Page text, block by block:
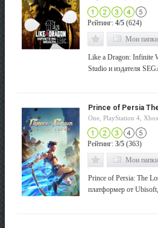
Рейтинг: 4/5 (624)
Мои папки
Like a Dragon: Infinite
Studio и издателя
Prince of Persia
One, PlayStation 4,
Рейтинг: 3/5 (363)
Мои папки
Prince of Persia: The
платформер от